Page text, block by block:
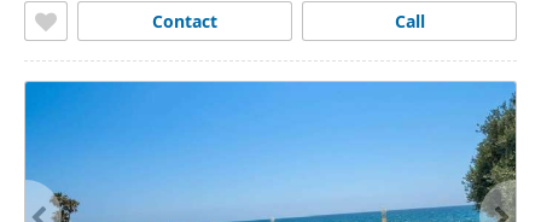
Call
Contact